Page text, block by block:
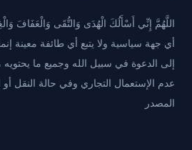
اللَّهُمَّ إِنِّي أَسْأَلُكَ الْهُدَى وَالتُّقَى وَالْعَفَافَ
أي جهة سياسية ولا يتبع أي طائفة معينة
إلى الدعوة في سبيل الله وجميع ما
عدم الإستعمال التجاري وفي حالة النقل
المصدر